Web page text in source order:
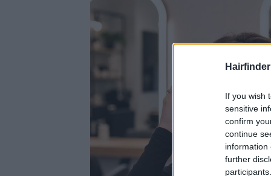
If you wish
sensitive
confirm
continue
information
further